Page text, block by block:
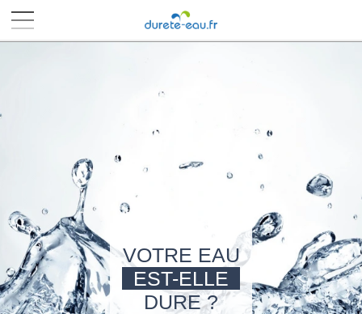
VOTRE EAU
EST-ELLE
DURE ?